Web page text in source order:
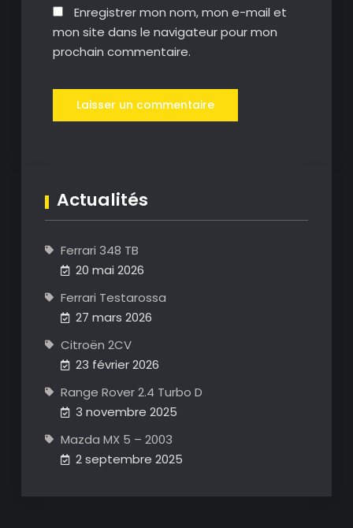
Enregistrer mon nom, mon e-mail et
mon site dans le navigateur pour mon
prochain commentaire.
Actualités
Ferrari 348 TB
20 mai 2026
Ferrari Testarossa
27 mars 2026
Citroën 2CV
23 février 2026
Range Rover 2.4 Turbo D
3 novembre 2025
Mazda MX 5 – 2003
2 septembre 2025